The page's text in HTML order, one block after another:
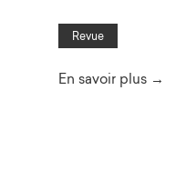
Revue
En savoir plus →